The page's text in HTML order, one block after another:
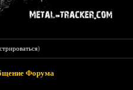
)
Форума